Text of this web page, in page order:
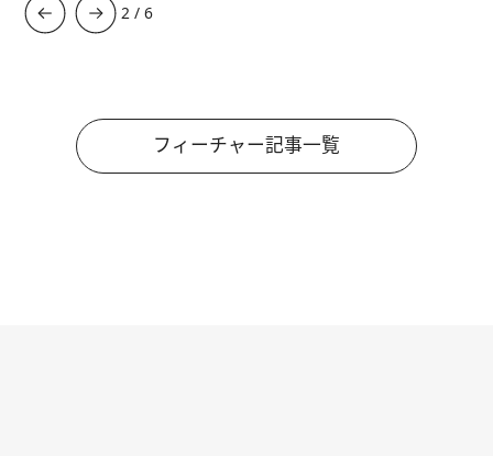
3 /6
フィーチャー記事一覧